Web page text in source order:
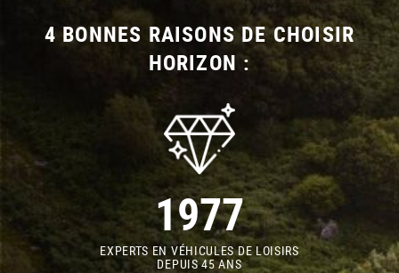
4 BONNES RAISONS DE CHOISIR
HORIZON :
1977
EXPERTS EN VÉHICULES DE LOISIRS
DEPUIS 45 ANS